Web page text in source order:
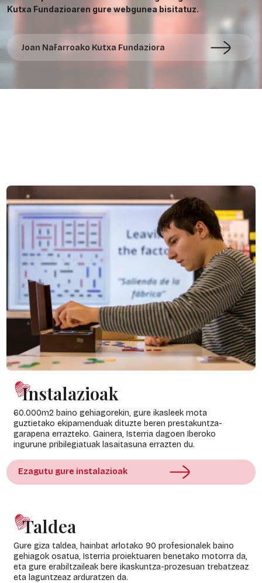
Kutxa Fundazioaren gure webgunea bisitatuz.
Joan Nafarroako Kutxa Fundaziora
Instalazioak
60.000m2 baino gehiagorekin, gure ikasleek mota
guztietako ekipamenduak dituzte beren prestakuntza-
garapena errazteko. Gainera, Isterria dagoen Iberoko
ingurune pribilegiatuak lasaitasuna errazten du.
Ezagutu gure instalazioak
Taldea
Gure giza taldea, hainbat arlotako 90 profesionalek baino
gehiagok osatua, Isterria proiektuaren benetako motorra da,
eta gure erabiltzaileak bere ikaskuntza-prozesuan trebatzeaz
eta laguntzeaz arduratzen da.